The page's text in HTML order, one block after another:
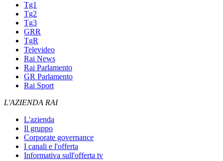
Tg1
Tg2
Tg3
GRR
TgR
Televideo
Rai News
Rai Parlamento
GR Parlamento
Rai Sport
L'AZIENDA RAI
L'azienda
Il gruppo
Corporate governance
I canali e l'offerta
Informativa sull'offerta tv